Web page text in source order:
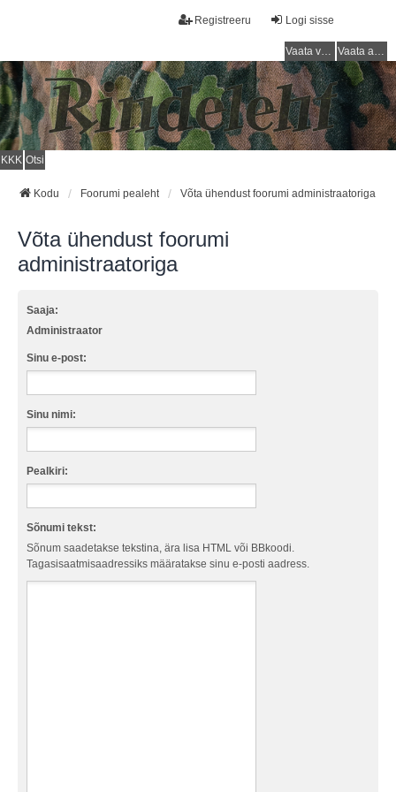
Logi sisse
Registreeru
Vaata vastamata teemasi Vaata aktiivseid teemasid
KKK Otsi
Kodu Foorumi pealeht Võta ühendust foorumi administraatoriga
Võta ühendust foorumi
administraatoriga
Saaja:
Administraator
Sinu e-post:
Sinu nimi:
Pealkiri:
Sõnumi tekst:
Sõnum saadetakse tekstina, ära lisa HTML või BBkoodi.
Tagasisaatmisaadressiks määratakse sinu e-posti aadress.